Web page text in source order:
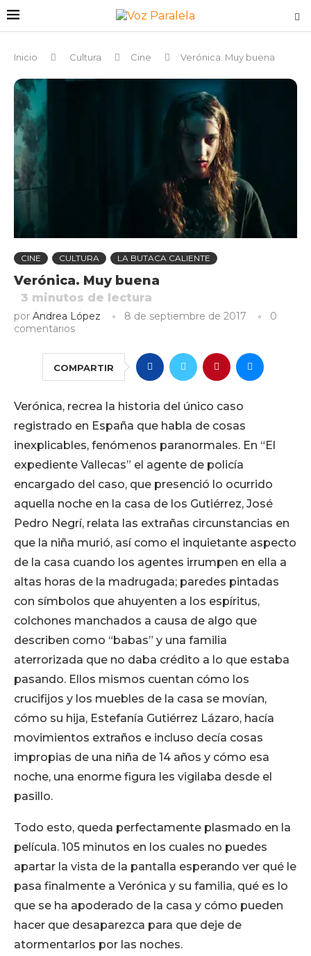
Inicio Cultura Cine Verónica. Muy buena
CINE CULTURA LA BUTACA CALIENTE
Verónica. Muy buena
3 minutos de lectura
por Andrea López 8 de septiembre de 2017
0
comentarios
COMPARTIR
Verónica, recrea la historia del único caso
registrado en España que habla de cosas
inexplicables, fenómenos paranormales. En “El
expediente Vallecas” el agente de policía
encargado del caso, que presenció lo ocurrido
aquella noche en la casa de los Gutiérrez, José
Pedro Negrí, relata las extrañas circunstancias en
que la niña murió, así como el inquietante aspecto
de la casa cuando los agentes irrumpen en ella a
altas horas de la madrugada; paredes pintadas
con símbolos que ahuyenten a los espíritus,
colchones manchados a causa de algo que
describen como “babas” y una familia
aterrorizada que no daba crédito a lo que estaba
pasando. Ellos mismos cuentan cómo los
crucifijos y los muebles de la casa se movían,
cómo su hija, Estefanía Gutiérrez Lázaro, hacía
movimientos extraños e incluso decía cosas
impropias de una niña de 14 años y cómo esa
noche, una enorme figura les vigilaba desde el
pasillo.
Todo esto, queda perfectamente plasmado en la
película. 105 minutos en los cuales no puedes
apartar la vista de la pantalla esperando ver qué le
pasa finalmente a Verónica y su familia, qué es lo
que se ha apoderado de la casa y cómo pueden
hacer que desaparezca para que deje de
atormentarlos por las noches.